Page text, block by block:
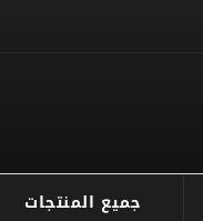
جميع المنتجات